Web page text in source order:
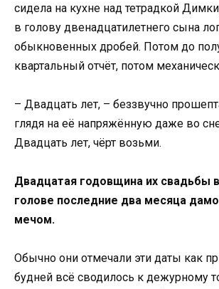
сидела на кухне над тетрадкой
в голову двенадцатилетнего сына
обыкновенных дробей. Потом до
квартальный отчёт, потом
– Двадцать лет, – беззвучно
глядя на её напряжённую даже во
Двадцать лет, чёрт возьми.
Двадцатая годовщина их свадьбы
голове последние два месяца
мечом.
Обычно они отмечали эти даты как
будней всё сводилось к дежурному